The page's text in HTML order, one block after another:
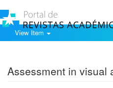
View Item
Assessment in visual